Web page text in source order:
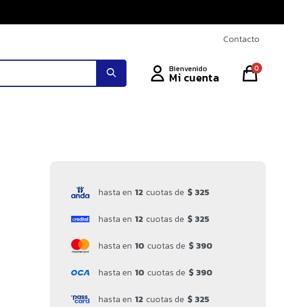
0
Contacto
hasta en 12 cuotas de $ 325
hasta en 12 cuotas de $ 325
hasta en 10 cuotas de $ 390
hasta en 10 cuotas de $ 390
hasta en 12 cuotas de $ 325